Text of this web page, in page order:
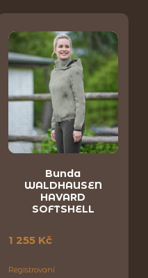
Bunda
WALDHAUSEN
HAVARD
SOFTSHELL
1 255 Kč
Registrovaní